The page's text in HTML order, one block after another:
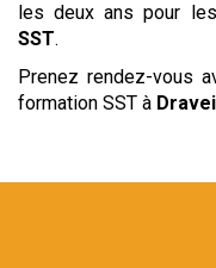
les deux ans pour les
SST.
Prenez rendez-vous
formation SST à Draveil